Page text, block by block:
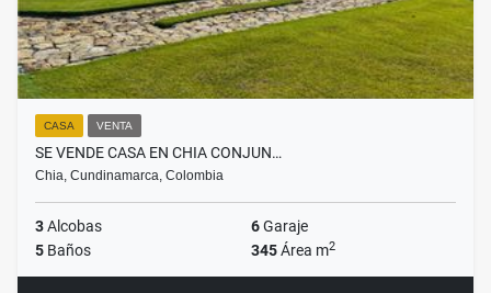
CASA VENTA
SE VENDE CASA EN CHIA CONJUN…
Chia, Cundinamarca, Colombia
3Alcobas 6Garaje
5 Baños 345Área m2